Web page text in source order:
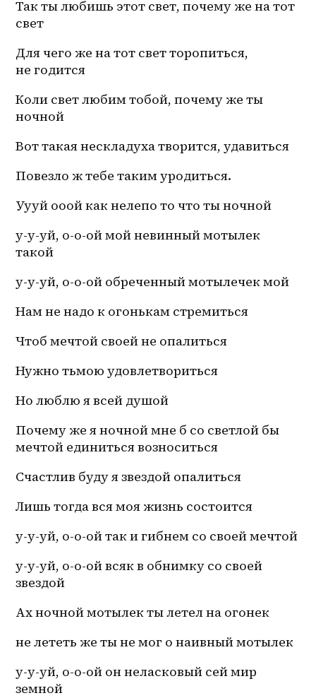
Так ты любишь этот свет, почему же на тот
свет
Для чего же на тот свет торопиться,
не годится
Коли свет любим тобой, почему же ты
ночной
Вот такая нескладуха творится, удавиться
Повезло ж тебе таким уродиться.
Уууй ооой как нелепо то что ты ночной
у-у-уй, о-о-ой мой невинный мотылек
такой
у-у-уй, о-о-ой обреченный мотылечек мой
Нам не надо к огонькам стремиться
Чтоб мечтой своей не опалиться
Нужно тьмою удовлетвориться
Но люблю я всей душой
Почему же я ночной мне б со светлой бы
мечтой единиться возноситься
Счастлив буду я звездой опалиться
Лишь тогда вся моя жизнь состоится
у-у-уй, о-о-ой так и гибнем со своей мечтой
у-у-уй, о-о-ой всяк в обнимку со своей
звездой
Ах ночной мотылек ты летел на огонек
не лететь же ты не мог о наивный мотылек
у-у-уй, о-о-ой он неласковый сей мир
земной